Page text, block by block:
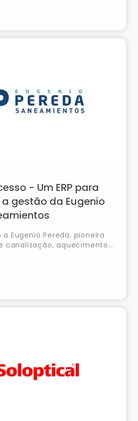
operacional.
- Um ERP para
gestão da Eugenio
Eugenio Pereda, pioneira
canalização, aquecimento